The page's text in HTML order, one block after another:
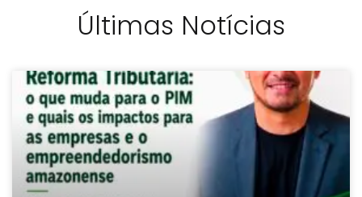
Últimas Notícias